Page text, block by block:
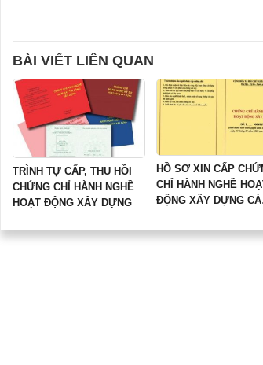
BÀI VIẾT LIÊN QUAN
TRÌNH TỰ CẤP, THU HỒI
CHỨNG CHỈ HÀNH NGHỀ
HOẠT ĐỘNG XÂY DỰNG
HỒ SƠ XIN CẤP
CHỈ HÀNH NGHỀ
ĐỘNG XÂY DỰNG CÁ